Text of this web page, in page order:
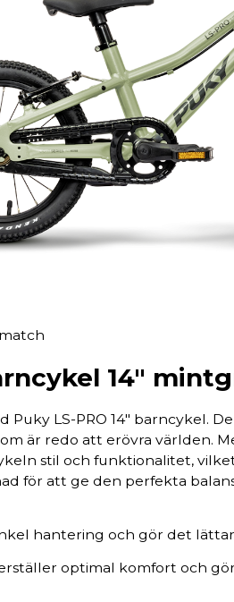
14"
LS-PRO 14" barncykel.
är redo att erövra världen.
stil och funktionalitet,
för att ge den perfekta
hantering och gör det
optimal komfort och